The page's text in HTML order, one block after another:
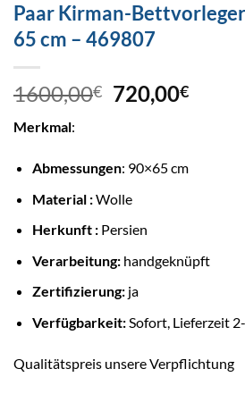
Paar Kirman-
65 cm – 469807
1600,00€ 720,00€
Merkmal:
Abmessungen: 90×65 cm
Material :Wolle
Herkunft : Persien
Verarbeitung:handgeknüpft
Zertifizierung:ja
Verfügbarkeit:Sofort, Lieferzeit
Qualitätspreis unsere Verpflichtung